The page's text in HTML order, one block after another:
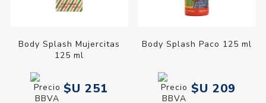
Body Splash Mujercitas
125 ml
$U 251
Body Splash Paco 125 ml
$U 209